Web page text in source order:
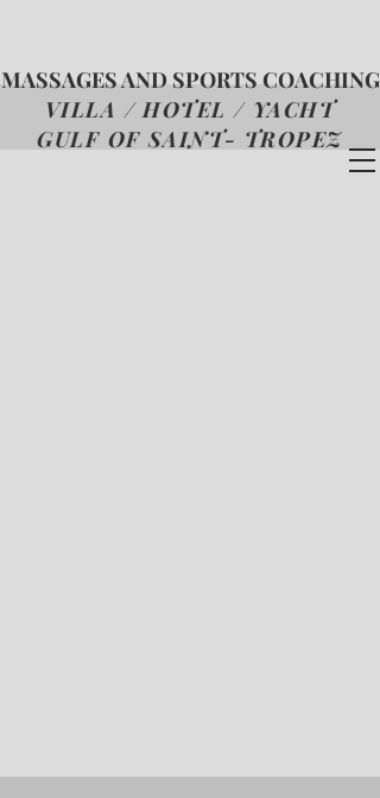
MASSAGES AND SPORTS COACHING
VILLA / HOTEL / YACHT
GULF OF SAINT- TROPEZ